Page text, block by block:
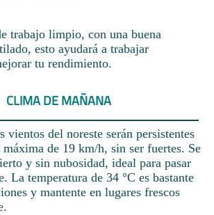
trabajo limpio, con una buena
esto ayudará a trabajar
tu rendimiento.
CLIMA DE MAÑANA
del noreste serán persistentes
de 19 km/h, sin ser fuertes. Se
y sin nubosidad, ideal para pasar
La temperatura de 34 °C es bastante
y mantente en lugares frescos